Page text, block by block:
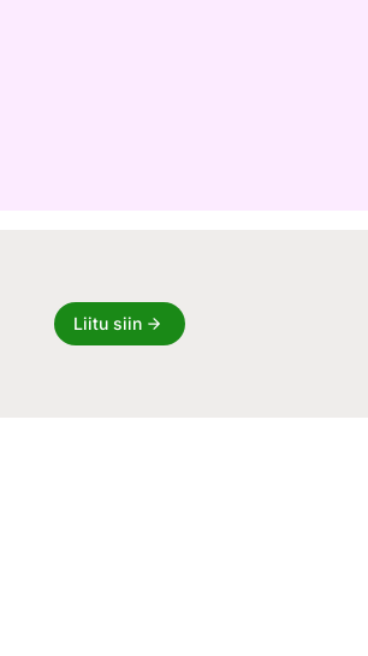
Liitu siin